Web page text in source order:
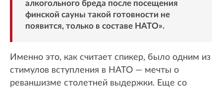
алкогольного бреда после посещения
финской сауны такой готовности не
появится, только в составе НАТО».
Именно это, как считает спикер, было одним из
стимулов вступления в НАТО — мечты о
реваншизме столетней выдержки. Еще со